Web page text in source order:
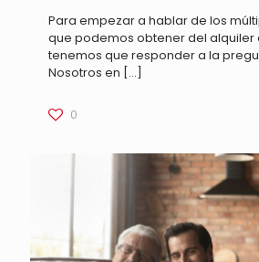
Para empezar a hablar de los
que podemos obtener del alquiler
tenemos que responder a la
Nosotros en […]
0